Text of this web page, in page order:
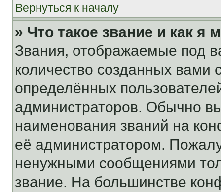
Вернуться к началу
» Что такое звание и как я
Звания, отображаемые под
количество созданных
определённых
администраторов. Обычно
наименования званий на
её администратором.
ненужными сообщениями
звание. На большинстве